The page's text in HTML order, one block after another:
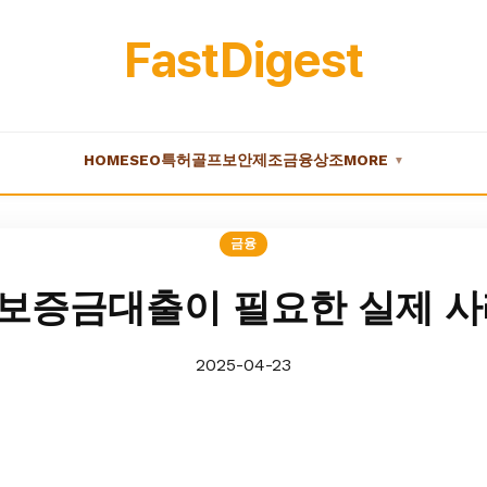
FastDigest
HOMESEO특허 골프보안제조금융상조MORE ▼
금융
증금대출이 필요한 실제
2025-04-23